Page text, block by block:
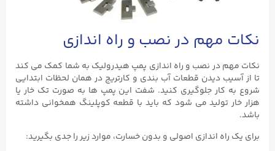
نکات مهم در نصب و راه اندازی
نکات مهم در نصب و راه اندازی پمپ هیدرولیک به شما کمک می ‌کند
تا از آسیب دیدن قطعات آب ‌بندی و کارتریج در همان لحظات ابتدایی
شروع به کار جلوگیری کنید. شفت این پمپ ‌ها به صورت تک خار یا
هزار خار تولید می‌ شود که باید با قطعه کوپلینگ همخوانی داشته
باشد.
برای یک راه ‌اندازی اصولی و بدون خسارت، موارد زیر را جدی بگیرید: